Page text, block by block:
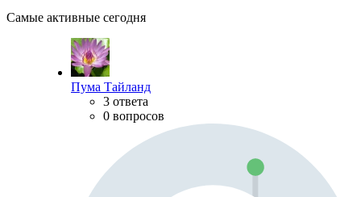
Самые активные сегодня
Пума Тайланд
3 ответа
0 вопросов